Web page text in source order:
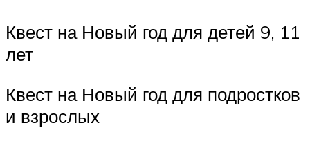
Квест на Новый год для детей 9, 11
лет
Квест на Новый год для подростков
и взрослых